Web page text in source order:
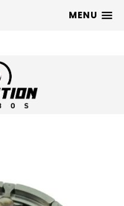
MENU